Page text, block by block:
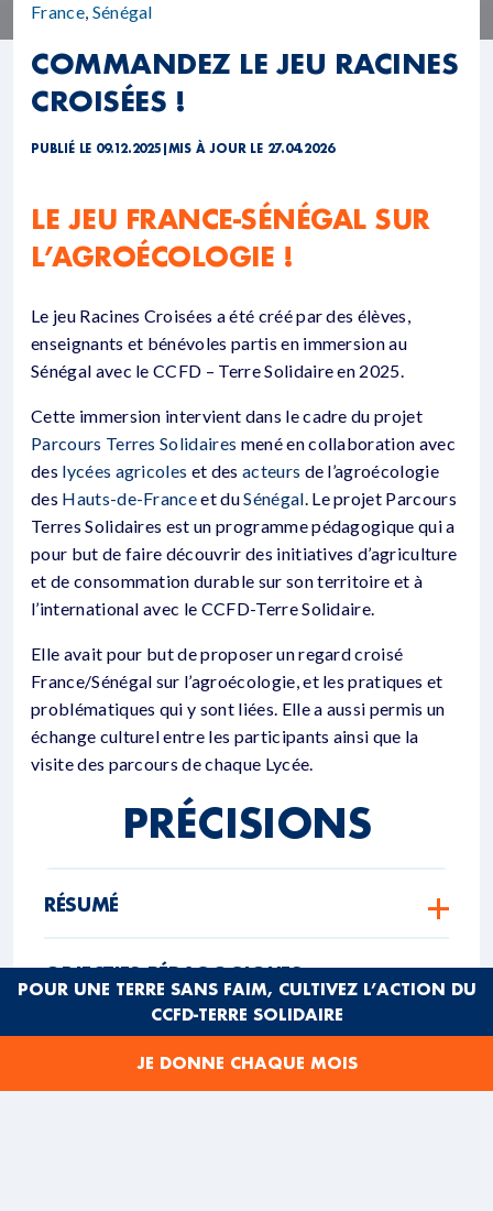
France, Sénégal
COMMANDEZ LE JEU RACINES
CROISÉES !
PUBLIÉ LE 09.12.2025 MIS À JOUR LE 27.04.2026
LE JEU FRANCE-SÉNÉGAL SUR
L’AGROÉCOLOGIE !
Le jeu Racines Croisées a été créé par des élèves,
enseignants et bénévoles partis en immersion au
Sénégal avec le CCFD – Terre Solidaire en 2025.
Cette immersion intervient dans le cadre du projet
Parcours Terres Solidaires mené en collaboration avec
des lycées agricoles et des acteurs de l’agroécologie
des Hauts-de-Franceet duSénégal. Le projet Parcours
Terres Solidaires est un programme pédagogique qui a
pour but de faire découvrir des initiatives d’agriculture
et de consommation durable sur son territoire et à
l’international avec le CCFD-Terre Solidaire.
Elle avait pour but de proposer un regard croisé
France/Sénégal sur l’agroécologie, et les pratiques et
problématiques qui y sont liées. Elle a aussi permis un
échange culturel entre les participants ainsi que la
visite des parcours de chaque Lycée.
PRÉCISIONS
RÉSUMÉ
OBJECTIFS PÉDAGOGIQUES
AGE MINIMUM RECOMMANDÉ
POUR UNE TERRE SANS FAIM, CULTIVEZ L’ACTION DU
CCFD-TERRE SOLIDAIRE
JE DONNE CHAQUE MOIS